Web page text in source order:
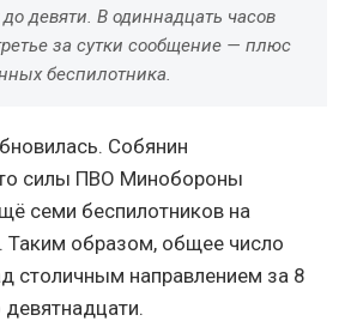
девяти. В одиннадцать часов
за сутки сообщение — плюс
беспилотника.
Собянин
силы ПВО Минобороны
семи беспилотников на
Таким образом, общее число
столичным направлением за 8
девятнадцати.